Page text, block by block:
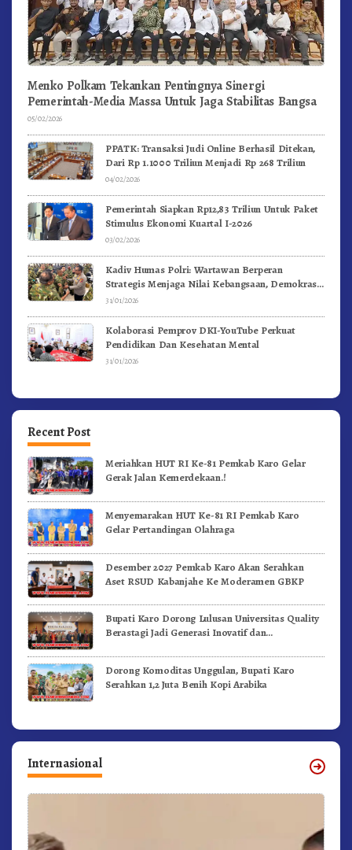
Menko Polkam Tekankan Pentingnya Sinergi
Pemerintah-Media Massa Untuk Jaga Stabilitas Bangsa
05/02/2026
PPATK: Transaksi Judi Online Berhasil Ditekan,
Dari Rp 1.1000 Triliun Menjadi Rp 268 Triliun
04/02/2026
Pemerintah Siapkan Rp12,83 Triliun Untuk Paket
Stimulus Ekonomi Kuartal I-2026
03/02/2026
Kadiv Humas Polri: Wartawan Berperan
Strategis Menjaga Nilai Kebangsaan, Demokrasi,
dan NKRI
31/01/2026
Kolaborasi Pemprov DKI-YouTube Perkuat
Pendidikan Dan Kesehatan Mental
31/01/2026
Recent Post
Meriahkan HUT RI Ke-81 Pemkab Karo Gelar
Gerak Jalan Kemerdekaan.!
Menyemarakan HUT Ke-81 RI Pemkab Karo
Gelar Pertandingan Olahraga
Desember 2027 Pemkab Karo Akan Serahkan
Aset RSUD Kabanjahe Ke Moderamen GBKP
Bupati Karo Dorong Lulusan Universitas Quality
Berastagi Jadi Generasi Inovatif dan
Dorong Komoditas Unggulan, Bupati Karo
Serahkan 1,2 Juta Benih Kopi Arabika
Internasional